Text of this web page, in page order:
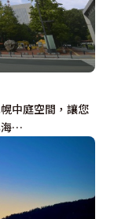
中庭空間，讓您
海…